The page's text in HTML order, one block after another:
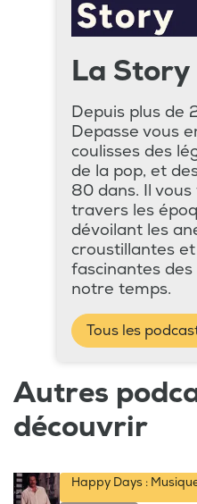
La
Depuis plus de
Depasse vous
coulisses des
de la pop, et
80 dans. Il
travers les
dévoilant les
croustillantes
fascinantes
notre temps.
Tous les
Autres
découvrir
Happy Days :